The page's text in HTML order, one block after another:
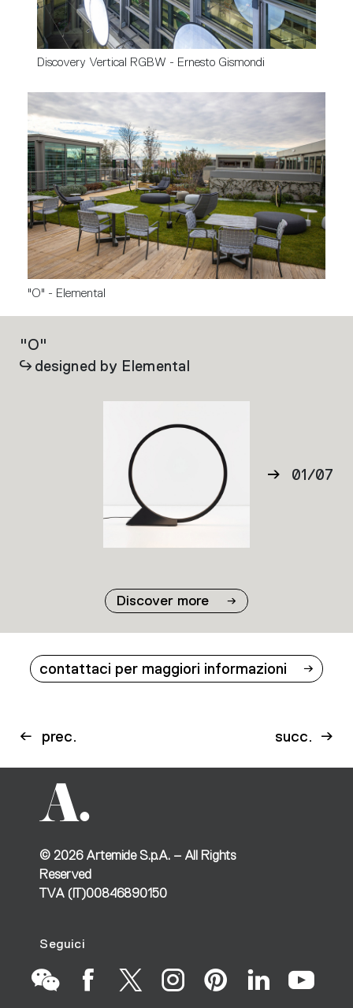
Discovery Vertical RGBW - Ernesto Gismondi
"O" - Elemental
"O"
designed by Elemental
Discover more
01/07
contattaci per maggiori informazioni
prec. succ.
© 2026Artemide S.p.A. – All Rights
Reserved
TVA (IT)00846890150
Seguici